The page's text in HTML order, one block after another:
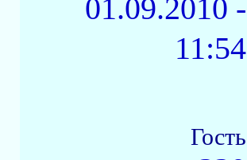
01.09.2010 -
11:54
Гость